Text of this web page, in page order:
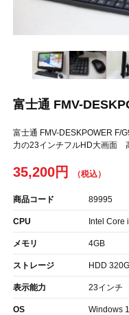
富士通 FMV-
富士通 FMV-DESKPOWER F/
力の23インチフルHD大画面
35,200円
商品コード 89995
CPU Intel Core
メモリ 4GB
ストレージ HDD
表示能力 23インチ
OS Windows